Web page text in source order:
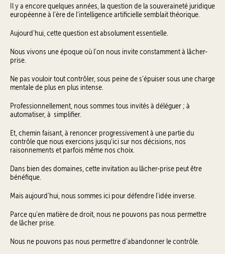
Il y a encore quelques années, la question de la souveraineté juridique
européenne à l'ère de l'intelligence artificielle semblait théorique.
Aujourd'hui, cette question est absolument essentielle.
Nous vivons une époque où l'on nous invite constamment à lâcher-
prise.
Ne pas vouloir tout contrôler, sous peine de s’épuiser sous une charge
mentale de plus en plus intense.
Professionnellement, nous sommes tous invités à déléguer ; à
automatiser, à simplifier.
Et, chemin faisant, à renoncer progressivement à une partie du
contrôle que nous exercions jusqu'ici sur nos décisions, nos
raisonnements et parfois même nos choix.
Dans bien des domaines, cette invitation au lâcher-prise peut être
bénéfique.
Mais aujourd'hui, nous sommes ici pour défendre l'idée inverse.
Parce qu'en matière de droit, nous ne pouvons pas nous permettre
de lâcher prise.
Nous ne pouvons pas nous permettre d'abandonner le contrôle.